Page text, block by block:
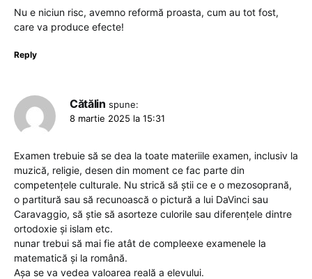
Nu e niciun risc, avemno reformă proasta, cum au tot fost,
care va produce efecte!
Reply
Cătălin spune:
8 martie 2025 la 15:31
Examen trebuie să se dea la toate materiile examen, inclusiv la
muzică, religie, desen din moment ce fac parte din
competențele culturale. Nu strică să știi ce e o mezosoprană,
o partitură sau să recunoască o pictură a lui DaVinci sau
Caravaggio, să știe să asorteze culorile sau diferențele dintre
ortodoxie și islam etc.
nunar trebui să mai fie atât de compleexe examenele la
matematică și la română.
Așa se va vedea valoarea reală a elevului.